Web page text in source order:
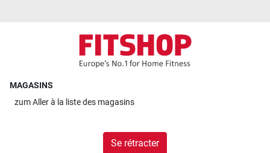
MAGASINS
zumAller à la liste des magasins
Se rétracter